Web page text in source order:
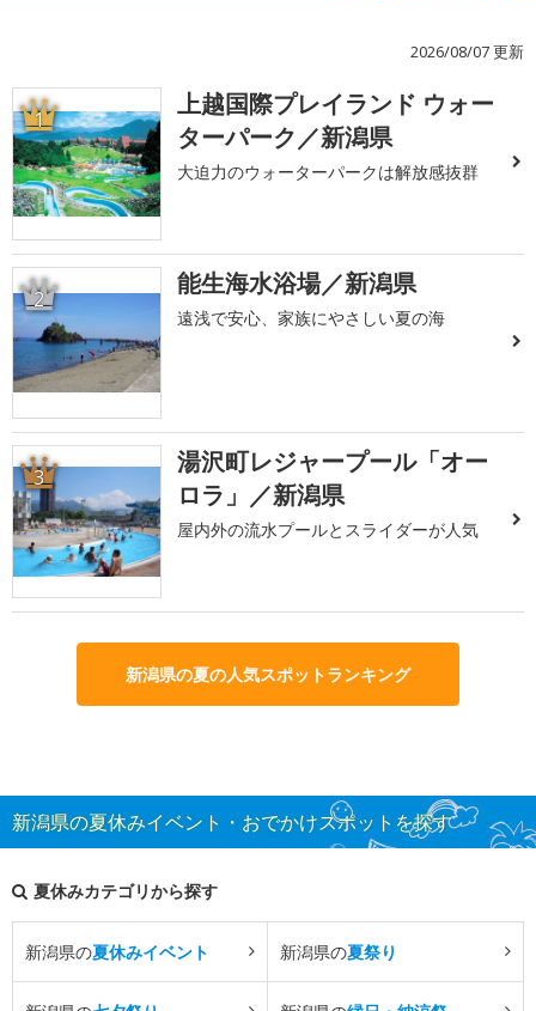
2026/08/07 更新
1
上越国際プレイランド ウォー
ターパーク／新潟県
大迫力のウォーターパークは解放感抜群
2 能生海水浴場／新潟県
遠浅で安心、家族にやさしい夏の海
3
湯沢町レジャープール「オー
ロラ」／新潟県
屋内外の流水プールとスライダーが人気
新潟県の夏の人気スポットランキング
新潟県の夏休みイベント・おでかけスポットを探す
夏休みカテゴリから探す
新潟県の夏休みイベント 新潟県の夏祭り